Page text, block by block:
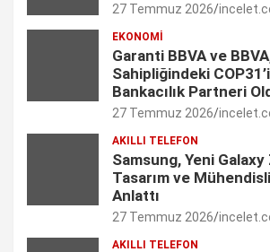
a
n
n
e
l
27 Temmuz 2026
EKONOMI
Garanti BBVA ve
Sahipliğindeki
Bankacılık Partneri
27 Temmuz 2026
AKILLI TELEFON
Samsung, Yeni
Tasarım ve
Anlattı
27 Temmuz 2026
AKILLI TELEFON